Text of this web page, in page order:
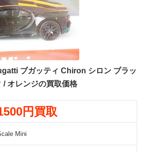
ブガッティ Chiron シロン ブラッ
/ オレンジの買取価格
円買取
Mini